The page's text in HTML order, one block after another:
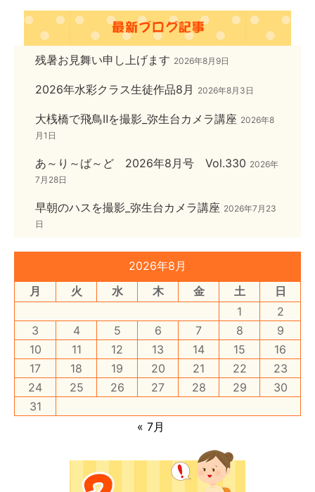
残暑お見舞い申し上げます 2026年8月9日
2026年水彩クラス生徒作品8月 2026年8月3日
大桟橋で飛鳥Ⅱを撮影_弥生台カメラ講座 2026年8
月1日
あ～り～ば～ど 2026年8月号 Vol.330 2026年
7月28日
早朝のハスを撮影_弥生台カメラ講座 2026年7月23
日
2026年8月
月
火 水 木 金 土
日
1
2
3
4 5 6 7 8
9
10
11 12 13 14 15
16
17
18 19 20 21 22
23
24
25 26 27 28 29
30
31
« 7月